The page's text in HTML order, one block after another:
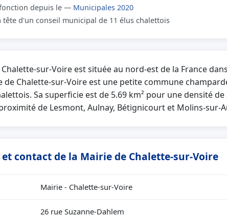
depuis le — Municipales 2020
tête d'un conseil municipal de 11 élus chalettois
sur-Voire est située au nord-est de la France
de Chalette-sur-Voire est une petite commune
Sa superficie est de 5.69 km² pour une densité
de Lesmont, Aulnay, Bétignicourt et Molins-sur-
et contact de la Mairie de Chalette-sur-Voire
Mairie - Chalette-sur-Voire
26 rue Suzanne-Dahlem